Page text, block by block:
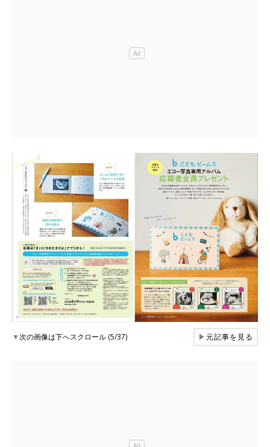
▼次の画像は下へスクロール (5/37) ▶元記事を見る